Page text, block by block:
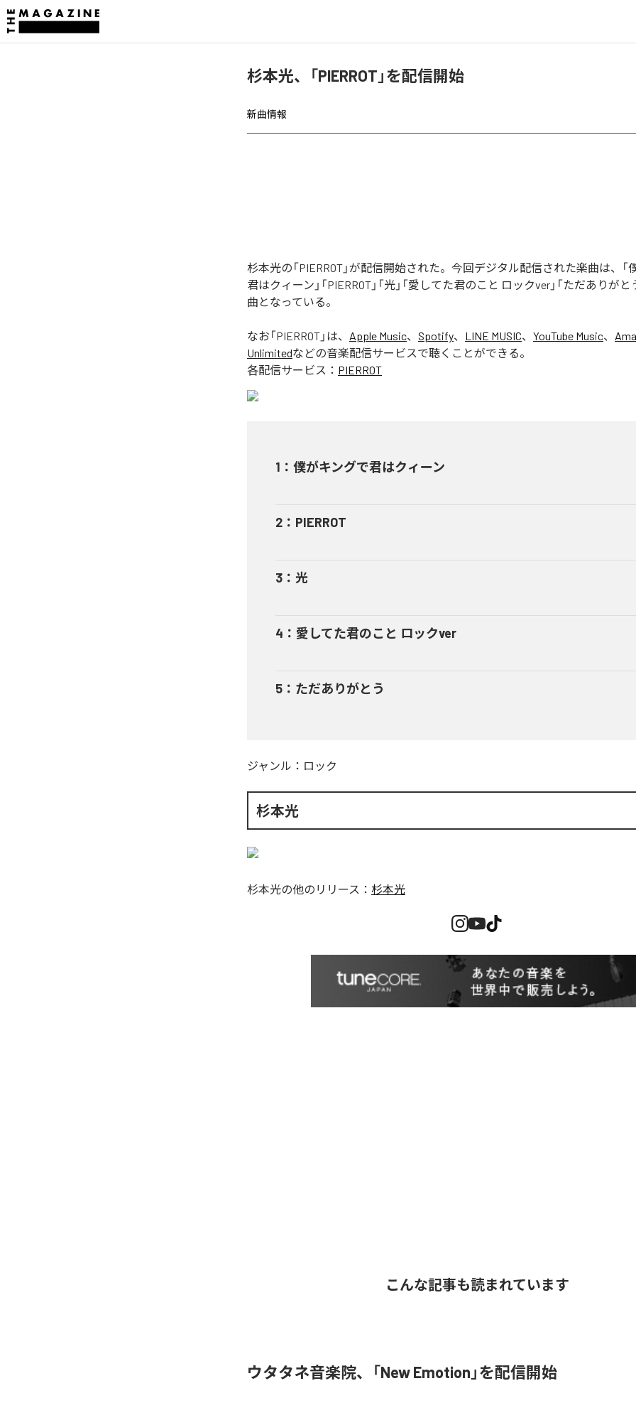
杉本光、「PIERROT」を配信開始
新曲情報
杉本光の「PIERROT」が配信開始された。今回デジタル配信された楽曲は、「
君はクィーン」「PIERROT」「光」「愛してた君のこと ロックver」「ただありが
曲となっている。
なお「PIERROT 」は、 Apple Music、 Spotify、 LINE MUSIC、 YouTube Music、
Unlimitedなどの音楽配信サービスで聴くことができる。
各配信サービス： PIERROT
1 ： 僕がキングで君はクィーン
2 ： PIERROT
3 ： 光
4 ： 愛してた君のこと ロックver
5 ： ただありがとう
ジャンル： ロック
杉本光
杉本光の他のリリース： 杉本光
こんな記事も読まれています
ウタタネ音楽院、「New Emotion」を配信開始